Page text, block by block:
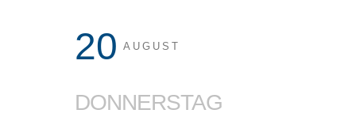
20 AUGUST
DONNERSTAG